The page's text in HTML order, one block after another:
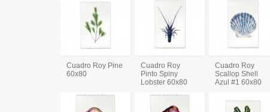
Cuadro Roy Pine
60x80
Cuadro Roy
Pinto Spiny
Lobster 60x80
Cuadro Roy
Scallop Shell
Azul #1 60x80